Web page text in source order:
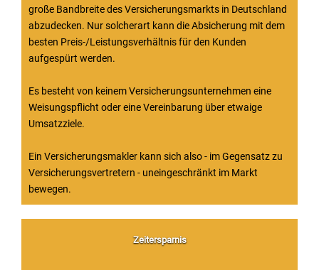
große Bandbreite des Versicherungsmarkts in Deutschland
abzudecken. Nur solcherart kann die Absicherung mit dem
besten Preis-/Leistungsverhältnis für den Kunden
aufgespürt werden.
Es besteht von keinem Versicherungsunternehmen eine
Weisungspflicht oder eine Vereinbarung über etwaige
Umsatzziele.
Ein Versicherungsmakler kann sich also - im Gegensatz zu
Versicherungsvertretern - uneingeschränkt im Markt
bewegen.
Zeitersparnis